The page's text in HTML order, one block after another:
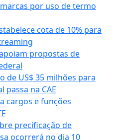
por uso de termo
cota de 10% para
propostas de
de US$ 35 milhões para
na CAE
cargos e funções
precificação de
ocorrerá no dia 10